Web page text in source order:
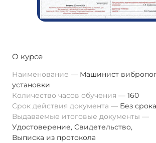
О курсе
Наименование
Машинист
установки
Количество часов обучения
160
Срок действия документа
Без
Выдаваемые итоговые документы
Удостоверение, Свидетельство,
Выписка из протокола